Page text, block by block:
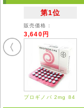
第1位
販売価格：
3,640円
プロギノバ 2mg 84